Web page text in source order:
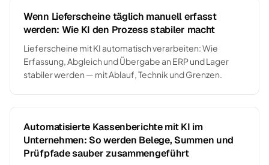
Wenn Lieferscheine täglich manuell erfasst
werden: Wie KI den Prozess stabiler macht
Lieferscheine mit KI automatisch verarbeiten: Wie
Erfassung, Abgleich und Übergabe an ERP und Lager
stabiler werden — mit Ablauf, Technik und Grenzen.
Automatisierte Kassenberichte mit KI im
Unternehmen: So werden Belege, Summen und
Prüfpfade sauber zusammengeführt